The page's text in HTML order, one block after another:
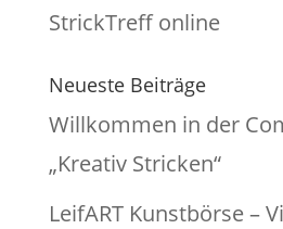
StrickTreff online
Neueste Beiträge
Willkommen in der
„Kreativ Stricken“
LeifART Kunstbörse –